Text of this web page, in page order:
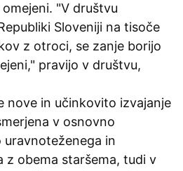
"V društvu
Sloveniji na tisoče
z otroci, se zanje borijo
pravijo v društvu,
nove in učinkovito izvajanje
v osnovno
in
z obema staršema, tudi v